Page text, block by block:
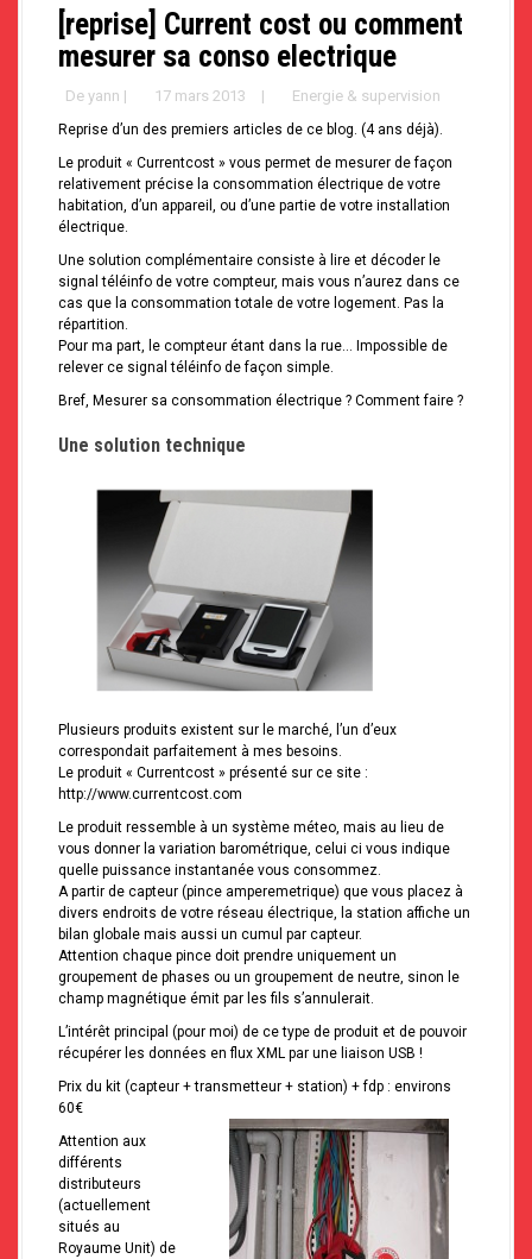
[reprise] Current cost ou comment
mesurer sa conso electrique
De yann | 17 mars 2013 | Energie & supervision
Reprise d’un des premiers articles de ce blog. (4 ans déjà).
Le produit « Currentcost » vous permet de mesurer de façon
relativement précise la consommation électrique de votre
habitation, d’un appareil, ou d’une partie de votre installation
électrique.
Une solution complémentaire consiste à lire et décoder le
signal téléinfo de votre compteur, mais vous n’aurez dans ce
cas que la consommation totale de votre logement. Pas la
répartition.
Pour ma part, le compteur étant dans la rue… Impossible de
relever ce signal téléinfo de façon simple.
Bref, Mesurer sa consommation électrique ? Comment faire ?
Une solution technique
Plusieurs produits existent sur le marché, l’un d’eux
correspondait parfaitement à mes besoins.
Le produit « Currentcost » présenté sur ce site :
http://www.currentcost.com
Le produit ressemble à un système méteo, mais au lieu de
vous donner la variation barométrique, celui ci vous indique
quelle puissance instantanée vous consommez.
A partir de capteur (pince amperemetrique) que vous placez à
divers endroits de votre réseau électrique, la station affiche un
bilan globale mais aussi un cumul par capteur.
Attention chaque pince doit prendre uniquement un
groupement de phases ou un groupement de neutre, sinon le
champ magnétique émit par les fils s’annulerait.
L’intérêt principal (pour moi) de ce type de produit et de pouvoir
récupérer les données en flux XML par une liaison USB !
Prix du kit (capteur + transmetteur + station) + fdp : environs
60€
Attention aux
différents
distributeurs
(actuellement
situés au
Royaume Unit) de